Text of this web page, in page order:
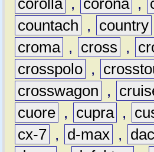
corolla , corona ,
countach
, country
croma , cross ,
crosspolo ,
crosswagon
,
cuore , cupra ,
cx-7 , d-max ,